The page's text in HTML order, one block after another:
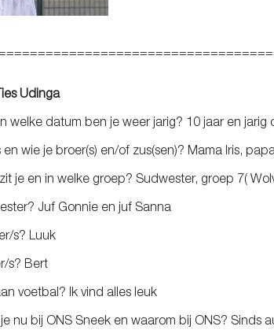
Udinga
welke datum ben je weer jarig? 10 jaar en jarig
en wie je broer(s) en/of zus(sen)? Mama Iris,
je en in welke groep? Sudwester, groep 7(
Juf Gonnie en juf Sanna
s? Luuk
s? Bert
voetbal? Ik vind alles leuk
nu bij ONS Sneek en waarom bij ONS? Sinds